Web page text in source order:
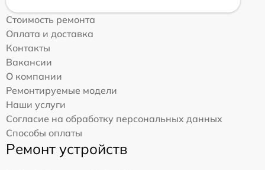
Стоимость ремонта
Оплата и доставка
Контакты
Вакансии
О компании
Ремонтируемые модели
Наши услуги
Согласие на обработку персональных данных
Способы оплаты
Ремонт устройств